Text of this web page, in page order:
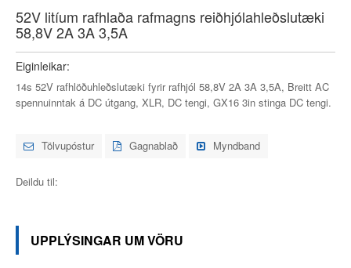
52V litíum rafhlaða rafmagns reiðhjólahleðslutæki
58,8V 2A 3A 3,5A
Eiginleikar:
14s 52V rafhlöðuhleðslutæki fyrir rafhjól 58,8V 2A 3A 3,5A, Breitt AC
spennuinntak á DC útgang, XLR, DC tengi, GX16 3in stinga DC tengi.
Tölvupóstur Gagnablað Myndband
Deildu til:
UPPLÝSINGAR UM VÖRU